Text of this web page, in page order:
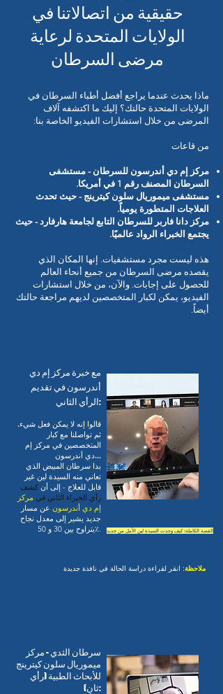
حقيقية من اتصالاتنا في
الولايات المتحدة لرعاية
مرضى السرطان
ماذا يحدث عندما يراجع أفضل أطباء السرطان في
الولايات المتحدة حالتك؟ إليك ما اكتشفه آلاف
المرضى من خلال استشارات الفيديو الخاصة بنا:
من قاعات
مركز إم دي أندرسون للسرطان - مستشفى
السرطان المصنف رقم 1 في أمريكا.
مستشفى ميموريال سلون كيترينج - حيث تحدث
العلاجات المتطورة يومياً.
مركز دانا فاربر للسرطان التابع لجامعة هارفارد - حيث
يجتمع الخبراء الرواد عالميًا.
هذه ليست مجرد مستشفيات. إنها المكان الذي
يقصده مرضى السرطان من جميع أنحاء العالم
للحصول على إجابات. والآن، من خلال استشارات
الفيديو، يمكن لكبار المتخصصين لديهم مراجعة حالتك
أيضاً.
مع خبرة مركز إم دي
أندرسون في تقديم
الرأي الثاني:
قالوا إنه لا يمكن فعل شيء.
ثم تواصلنا مع كبار
المتخصصين في مركز إم
دي أندرسون...
بدا سرطان المبيض الذي
تعاني منه السيدة لين غير
قابل للعلاج - إلى أن كشف
رأي الخبراء الثاني في مركز
إم دي أندرسون عن مسار
جديد يشير إلى معدل نجاح
يتراوح بين 30 و 50٪.
القصة الكاملة: كيف وجدت السيدة لين الأمل من جديد
ملاحظة: انقر لقراءة دراسة الحالة في نافذة جديدة
سرطان الثدي - مركز
ميموريال سلون كيترينج
للأبحاث الطبية (رأي
ثانٍ):